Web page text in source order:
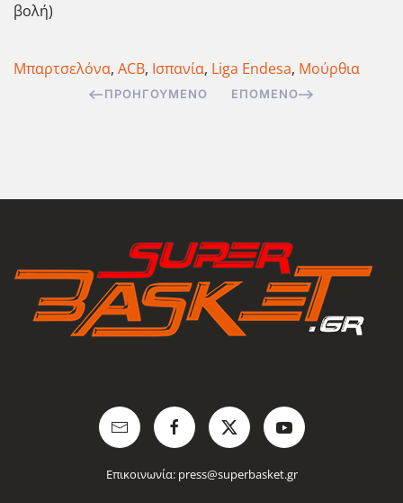
βολή)
Μπαρτσελόνα, ACB, Ισπανία, Liga Endesa, Μούρθια
ΠΡΟΗΓΟΎΜΕΝΟ ΕΠΌΜΕΝΟ
Επικοινωνία: press@superbasket.gr